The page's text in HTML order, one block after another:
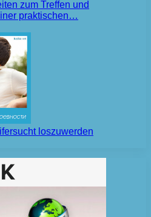
zum Treffen und
praktischen…
loszuwerden